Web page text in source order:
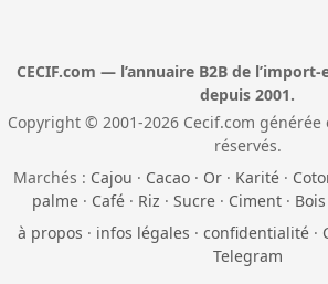
CECIF.com — l’annuaire B2B de
depuis 2001.
Copyright © 2001-2026 Cecif.com générée
réservés.
Marchés : Cajou · Cacao · Or · Karité ·
palme· Café· Riz · Sucre· Ciment· Bois
à propos · infos légales · confidentialité ·
Telegram